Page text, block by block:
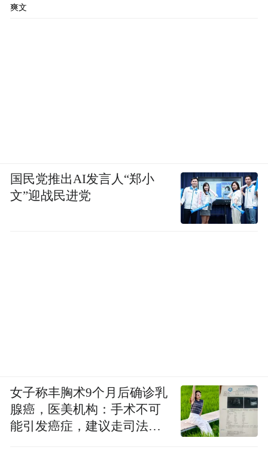
爽文
国民党推出AI发言人“郑小
文”迎战民进党
女子称丰胸术9个月后确诊乳
腺癌，医美机构：手术不可
能引发癌症，建议走司法途